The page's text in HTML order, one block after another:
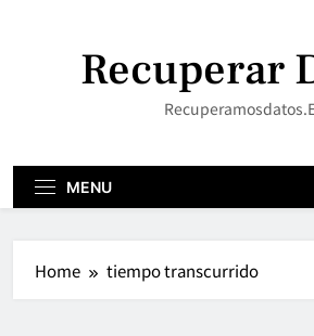
Recuperar
MENU
Home tiempo transcurrido